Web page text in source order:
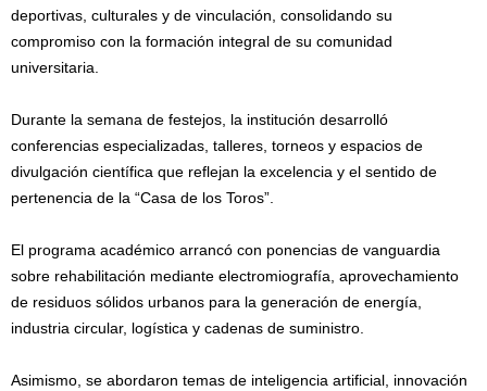
deportivas, culturales y de vinculación, consolidando su
compromiso con la formación integral de su comunidad
universitaria.
Durante la semana de festejos, la institución desarrolló
conferencias especializadas, talleres, torneos y espacios de
divulgación científica que reflejan la excelencia y el sentido de
pertenencia de la “Casa de los Toros”.
El programa académico arrancó con ponencias de vanguardia
sobre rehabilitación mediante electromiografía, aprovechamiento
de residuos sólidos urbanos para la generación de energía,
industria circular, logística y cadenas de suministro.
Asimismo, se abordaron temas de inteligencia artificial, innovación